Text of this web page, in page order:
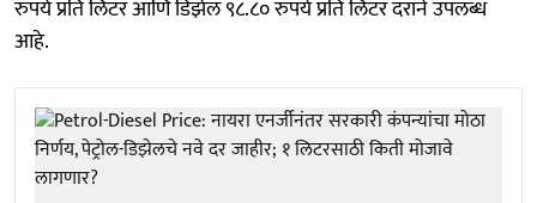
रुपये प्रति लिटर आणि डिझेल ९८.८० रुपये प्रति लिटर दराने उपलब्ध
आहे.